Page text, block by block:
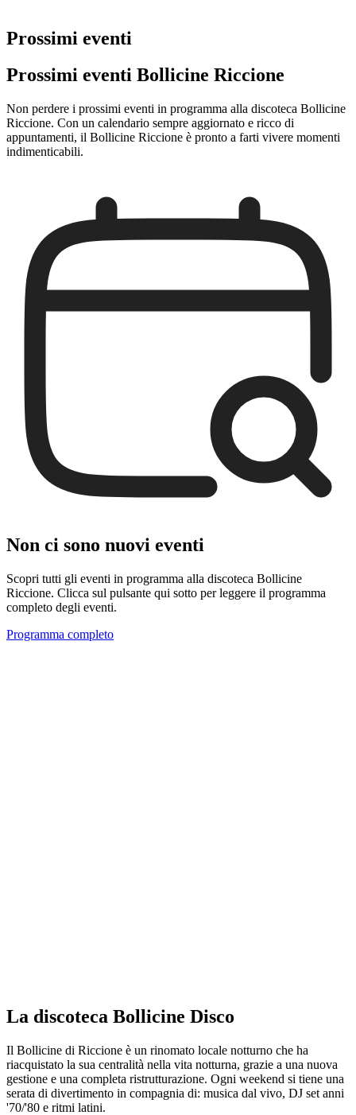
Prossimi eventi
Prossimi eventi Bollicine Riccione
Non perdere i prossimi eventi in programma alla discoteca Bollicine
Riccione. Con un calendario sempre aggiornato e ricco di
appuntamenti, il Bollicine Riccione è pronto a farti vivere momenti
indimenticabili.
Non ci sono nuovi eventi
Scopri tutti gli eventi in programma alla discoteca Bollicine
Riccione. Clicca sul pulsante qui sotto per leggere il programma
completo degli eventi.
Programma completo
La discoteca Bollicine Disco
Il Bollicine di Riccione è un rinomato locale notturno che ha
riacquistato la sua centralità nella vita notturna, grazie a una nuova
gestione e una completa ristrutturazione. Ogni weekend si tiene una
serata di divertimento in compagnia di: musica dal vivo, DJ set anni
'70/'80 e ritmi latini.